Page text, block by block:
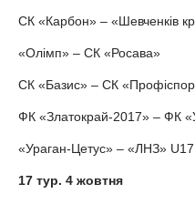
СК «Карбон» – «Шевченків
«Олімп» – СК «Росава»
СК «Базис» – СК
ФК «Златокрай-2017» – ФК
«Ураган-Цетус» – «ЛНЗ»
17 тур. 4 жовтня